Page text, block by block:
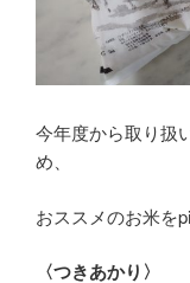
今年度から取り扱
め、
おススメのお米を
〈つきあかり〉